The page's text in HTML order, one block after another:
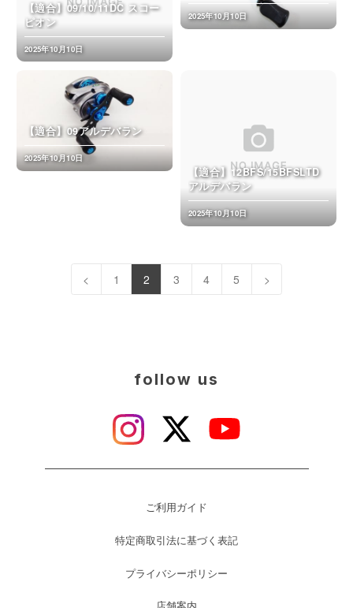
【適合】09/10/11DC スコー
ピオン
2025年10月10日
2025年10月10日
【適合】09アルデバラン
2025年10月10日
【適合】12BFS/15BFSLTD
アルデバラン
2025年10月10日
< 1 2 3 4 5 >
follow us
ご利用ガイド
特定商取引法に基づく表記
プライバシーポリシー